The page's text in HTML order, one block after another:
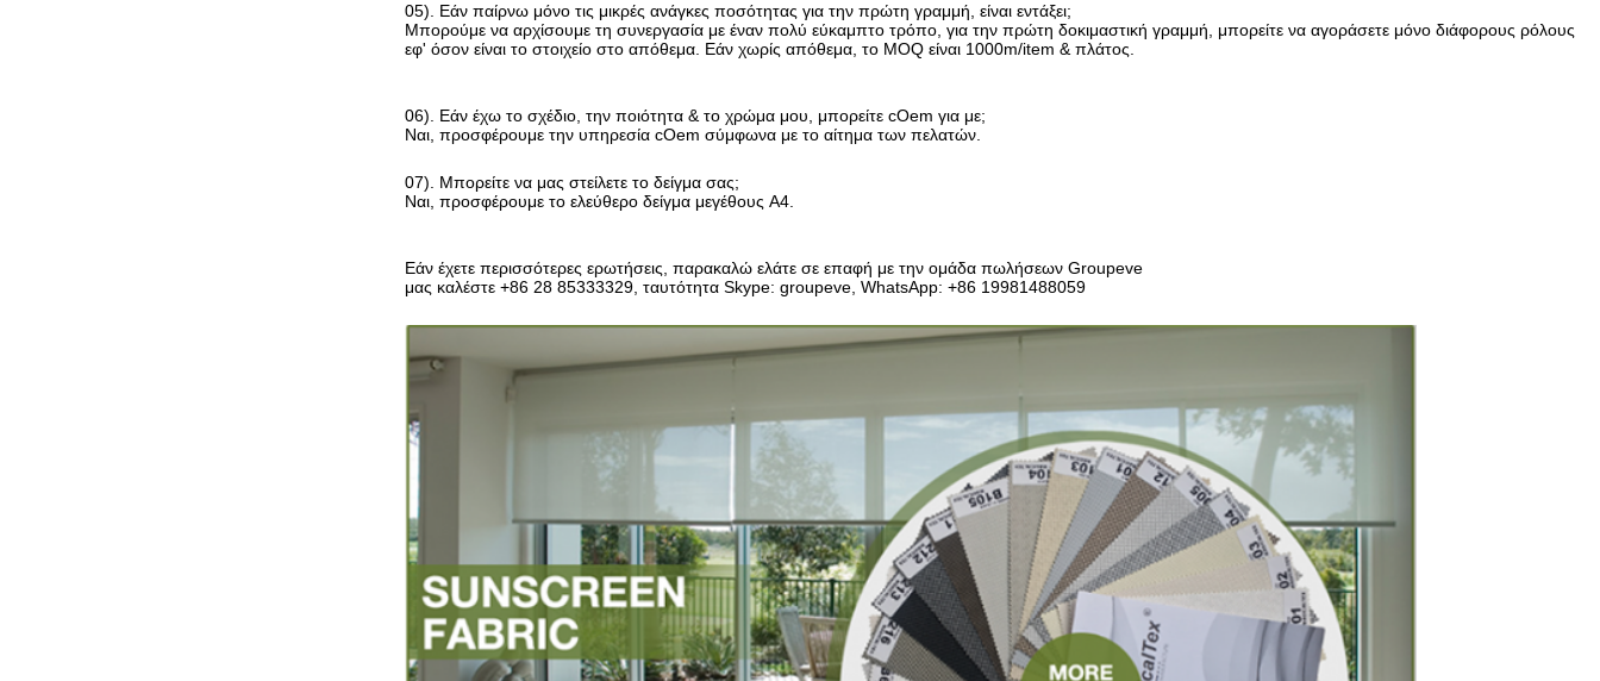
05). Εάν παίρνω μόνο τις μικρές ανάγκες ποσότητας για την πρώτη γραμμή, είναι εντάξει;
Μπορούμε να αρχίσουμε τη συνεργασία με έναν πολύ εύκαμπτο τρόπο, για την πρώτη δοκιμαστική γραμμή, μπορείτε να αγοράσετε μόνο διάφορους ρόλους
εφ' όσον είναι το στοιχείο στο απόθεμα. Εάν χωρίς απόθεμα, το MOQ είναι 1000m/item & πλάτος.
06). Εάν έχω το σχέδιο, την ποιότητα & το χρώμα μου, μπορείτε cOem για με;
Ναι, προσφέρουμε την υπηρεσία cOem σύμφωνα με το αίτημα των πελατών.
07). Μπορείτε να μας στείλετε το δείγμα σας;
Ναι, προσφέρουμε το ελεύθερο δείγμα μεγέθους A4.
Εάν έχετε περισσότερες ερωτήσεις, παρακαλώ ελάτε σε επαφή με την ομάδα πωλήσεων Groupeve
μας καλέστε +86 28 85333329, ταυτότητα Skype: groupeve, WhatsApp: +86 19981488059